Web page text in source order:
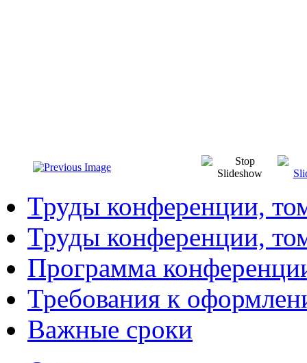
Труды конференции,
Труды конференции,
Программа
Требования к
Важные сроки